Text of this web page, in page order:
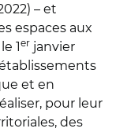
– et
espaces aux
1er janvier
et en
pour leur
des